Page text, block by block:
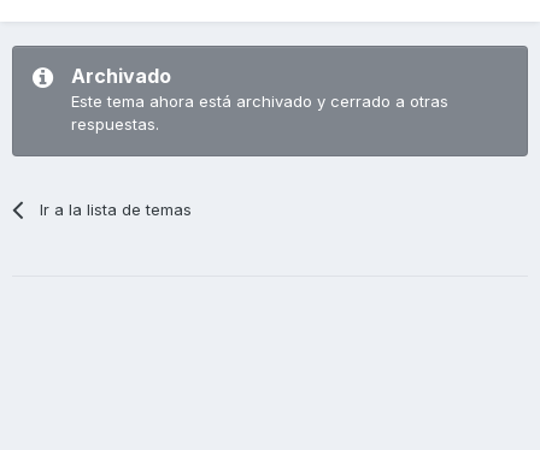
Archivado
Este tema ahora está archivado y cerrado a otras
respuestas.
Ir a la lista de temas